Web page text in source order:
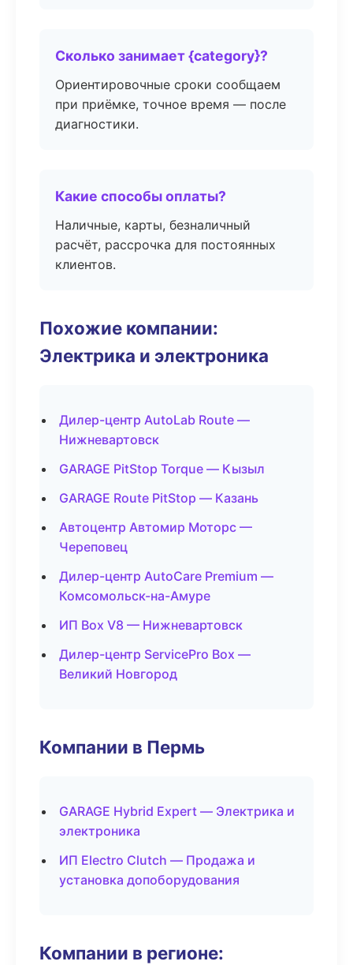
Сколько занимает {category}?
Ориентировочные сроки сообщаем
при приёмке, точное время — после
диагностики.
Какие способы оплаты?
Наличные, карты, безналичный
расчёт, рассрочка для постоянных
клиентов.
Похожие компании:
Электрика и электроника
Дилер-центр AutoLab Route —
Нижневартовск
GARAGE PitStop Torque — Кызыл
GARAGE Route PitStop — Казань
Автоцентр Автомир Моторс —
Череповец
Дилер-центр AutoCare Premium —
Комсомольск-на-Амуре
ИП Box V8 — Нижневартовск
Дилер-центр ServicePro Box —
Великий Новгород
Компании в Пермь
GARAGE Hybrid Expert — Электрика и
электроника
ИП Electro Clutch — Продажа и
установка допоборудования
Компании в регионе: